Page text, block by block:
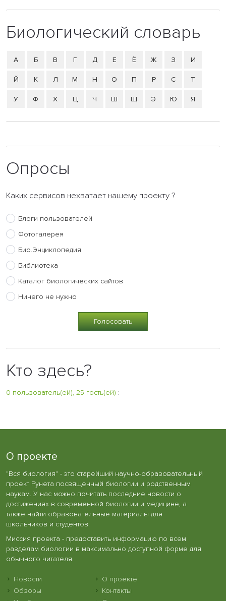
Биологический словарь
А Б В Г Д Е Ё Ж З И
Й К Л М Н О П Р С Т
У Ф Х Ц Ч Ш Щ Э Ю Я
Опросы
Каких сервисов нехватает нашему проекту ?
Блоги пользователей
Фотогалерея
Био.Энциклопедия
Библиотека
Каталог биологических сайтов
Ничего не нужно
Кто здесь?
0 пользователь(ей), 25 гость(ей) :
О проекте
"Вся биология" - это старейший научно-образовательный
проект Рунета посвященный биологии и родственным
наукам. У нас можно почитать последние новости о
достижениях в современной биологии и медицине, а
также найти образовательные материалы для
школьников и студентов.
Миссия проекта - предоставить информацию по всем
разделам биологии в максимально доступной форме для
обычного читателя.
Новости
Обзоры
О проекте
Контакты